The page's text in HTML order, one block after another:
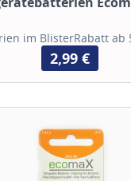
im BlisterRabatt ab
2,99 €